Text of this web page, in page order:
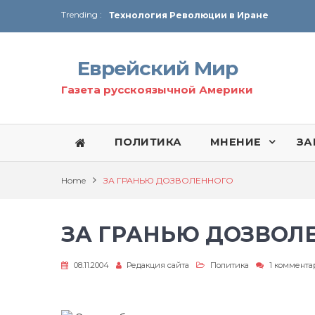
Trending :
Технология Революции в Иране
Еврейский Мир
Газета русскоязычной Америки
ПОЛИТИКА МНЕНИЕ
Home ЗА ГРАНЬЮ ДОЗВОЛЕННОГО
ЗА ГРАНЬЮ
08.11.2004 Редакция сайта Политика 1